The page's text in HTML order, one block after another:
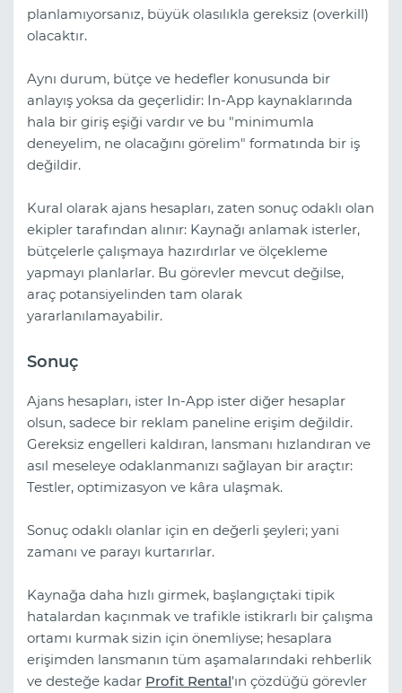
planlamıyorsanız, büyük olasılıkla gereksiz (overkill)
olacaktır.
Aynı durum, bütçe ve hedefler konusunda bir
anlayış yoksa da geçerlidir: In-App kaynaklarında
hala bir giriş eşiği vardır ve bu "minimumla
deneyelim, ne olacağını görelim" formatında bir iş
değildir.
Kural olarak ajans hesapları, zaten sonuç odaklı olan
ekipler tarafından alınır: Kaynağı anlamak isterler,
bütçelerle çalışmaya hazırdırlar ve ölçekleme
yapmayı planlarlar. Bu görevler mevcut değilse,
araç potansiyelinden tam olarak
yararlanılamayabilir.
Sonuç
Ajans hesapları, ister In-App ister diğer hesaplar
olsun, sadece bir reklam paneline erişim değildir.
Gereksiz engelleri kaldıran, lansmanı hızlandıran ve
asıl meseleye odaklanmanızı sağlayan bir araçtır:
Testler, optimizasyon ve kâra ulaşmak.
Sonuç odaklı olanlar için en değerli şeyleri; yani
zamanı ve parayı kurtarırlar.
Kaynağa daha hızlı girmek, başlangıçtaki tipik
hatalardan kaçınmak ve trafikle istikrarlı bir çalışma
ortamı kurmak sizin için önemliyse; hesaplara
erişimden lansmanın tüm aşamalarındaki rehberlik
ve desteğe kadar Profit Rental'ın çözdüğü görevler